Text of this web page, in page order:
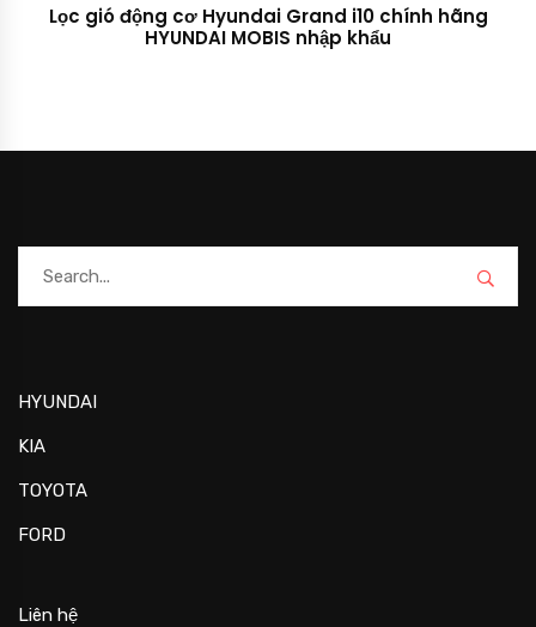
Lọc gió động cơ Hyundai Grand i10 chính hãng
HYUNDAI MOBIS nhập khẩu
HYUNDAI
KIA
TOYOTA
FORD
Liên hệ